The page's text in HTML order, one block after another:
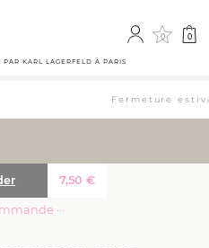
0 0
KARL LAGERFELD À PARIS
Fermeture
7,50 €
···